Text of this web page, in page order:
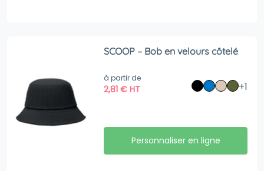
SCOOP – Bob en velours côtelé
à partir de
2,81€ HT +1
Personnaliser en ligne